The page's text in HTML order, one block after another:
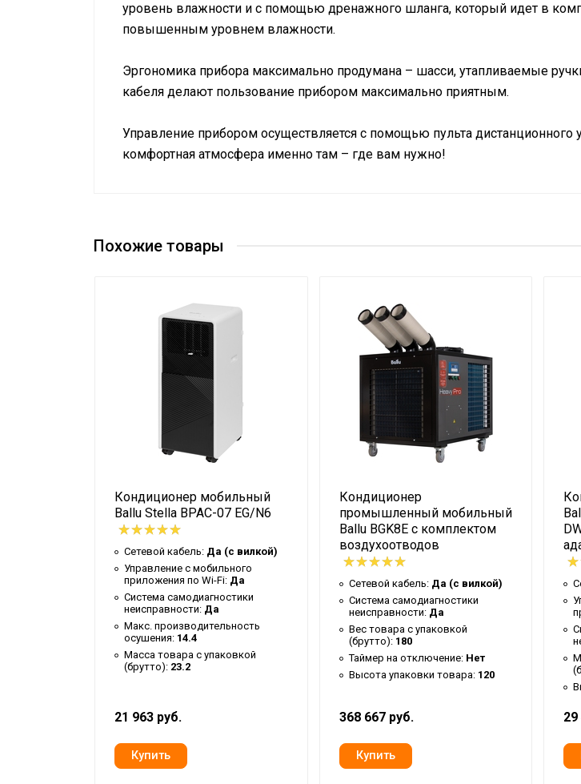
уровень влажности и с помощью дренажного шланга, который идет в
повышенным уровнем влажности.
Эргономика прибора максимально продумана – шасси, утапливаемые
кабеля делают пользование прибором максимально приятным.
Управление прибором осуществляется с помощью пульта
комфортная атмосфера именно там – где вам нужно!
Управление c мобильного
неисправности
Макс. производительность
осушения
Вес товара с упаковкой
Подсветка пульта
Таймер на отключение
Высота упаковки товара
Работает с Алисой
Таймер на включение
Гарантийный документ
Гарантийный талон
Ручки
Индикация заполнения
емкости
Глубина упаковки товара
Ширина упаковки товара
Диаметр воздуховода для
вывода горячего воздуха
Похожие товары
Кондиционер мобильный
Ballu Stella BPAC-07 EG/N6
Сетевой кабель: Да (с вилкой)
Управление c мобильного
приложения по Wi-Fi: Да
Система самодиагностики
неисправности: Да
Макс. производительность
осушения: 14.4
Масса товара с упаковкой
(брутто): 23.2
21 963 руб.
Кондиционер
промышленный мобильный
Ballu BGK8E с комплектом
воздухоотводов
Сетевой кабель: Да (с вилкой)
Система самодиагностики
неисправности: Да
Вес товара с упаковкой
(брутто): 180
Таймер на отключение: Нет
Высота упаковки товара: 120
368 667 руб. 29